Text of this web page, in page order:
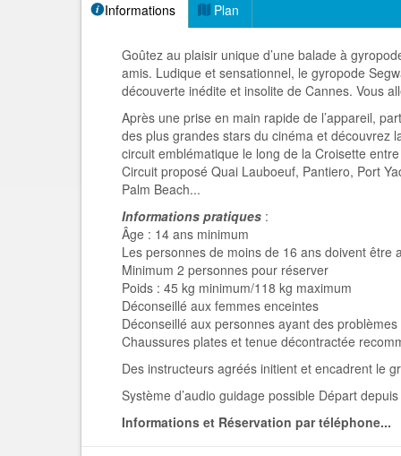
Informations Plan
Goûtez au plaisir unique d’une balade à
amis. Ludique et sensationnel, le gyropode
découverte inédite et insolite de Cannes. Vous
Après une prise en main rapide de l’appareil,
des plus grandes stars du cinéma et découvrez
circuit emblématique le long de la Croisette
Circuit proposé Quai Lauboeuf, Pantiero, Port
Palm Beach...
Informations pratiques :
Âge : 14 ans minimum
Les personnes de moins de 16 ans doivent être
Minimum 2 personnes pour réserver
Poids : 45 kg minimum/118 kg maximum
Déconseillé aux femmes enceintes
Déconseillé aux personnes ayant des problèmes
Chaussures plates et tenue décontractée
Des instructeurs agréés initient et encadrent le
Système d’audio guidage possible Départ
Informations et Réservation par téléphone...